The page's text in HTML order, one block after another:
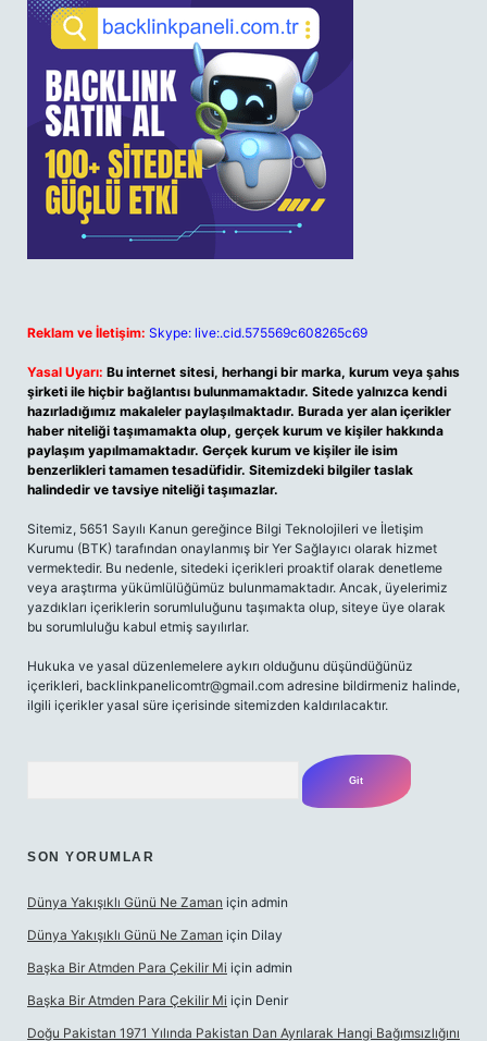
Reklam ve İletişim: Skype: live:.cid.575569c608265c69
Yasal Uyarı: Bu internet sitesi, herhangi bir marka, kurum veya şahıs
şirketi ile hiçbir bağlantısı bulunmamaktadır. Sitede yalnızca kendi
hazırladığımız makaleler paylaşılmaktadır. Burada yer alan içerikler
haber niteliği taşımamakta olup, gerçek kurum ve kişiler hakkında
paylaşım yapılmamaktadır. Gerçek kurum ve kişiler ile isim
benzerlikleri tamamen tesadüfidir. Sitemizdeki bilgiler taslak
halindedir ve tavsiye niteliği taşımazlar.
Sitemiz, 5651 Sayılı Kanun gereğince Bilgi Teknolojileri ve İletişim
Kurumu (BTK) tarafından onaylanmış bir Yer Sağlayıcı olarak hizmet
vermektedir. Bu nedenle, sitedeki içerikleri proaktif olarak denetleme
veya araştırma yükümlülüğümüz bulunmamaktadır. Ancak, üyelerimiz
yazdıkları içeriklerin sorumluluğunu taşımakta olup, siteye üye olarak
bu sorumluluğu kabul etmiş sayılırlar.
Hukuka ve yasal düzenlemelere aykırı olduğunu düşündüğünüz
içerikleri, backlinkpanelicomtr@gmail.com adresine bildirmeniz halinde,
ilgili içerikler yasal süre içerisinde sitemizden kaldırılacaktır.
SON YORUMLAR
Dünya Yakışıklı Günü Ne Zaman için admin
Dünya Yakışıklı Günü Ne Zaman için Dilay
Başka Bir Atmden Para Çekilir Mi için admin
Başka Bir Atmden Para Çekilir Mi için Denir
Doğu Pakistan 1971 Yılında Pakistan Dan Ayrılarak Hangi Bağımsızlığını